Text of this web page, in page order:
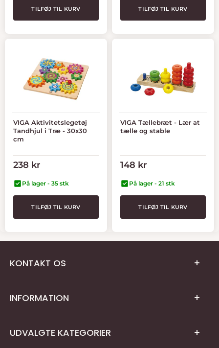
TILFØJ TIL KURV TILFØJ TIL KURV
VIGA Aktivitetslegetøj
Tandhjul i Træ - 30x30
cm
Tilbudspris
238 kr
På lager - 35 stk
TILFØJ TIL KURV
VIGA Tællebræt - Lær at
tælle og stable
Tilbudspris
148 kr
På lager - 21 stk
TILFØJ TIL KURV
KONTAKT OS
Telefon: +4531 106106
INFORMATION
Kontaktinformation
UDVALGTE KATEGORIER